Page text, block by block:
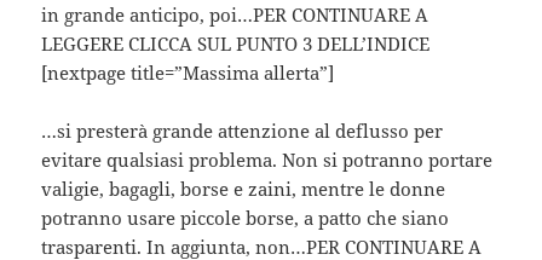
in grande anticipo, poi…PER CONTINUARE A
LEGGERE CLICCA SUL PUNTO 3 DELL’INDICE
[nextpage title=”Massima allerta”]
…si presterà grande attenzione al deflusso per
evitare qualsiasi problema. Non si potranno portare
valigie, bagagli, borse e zaini, mentre le donne
potranno usare piccole borse, a patto che siano
trasparenti. In aggiunta, non…PER CONTINUARE A